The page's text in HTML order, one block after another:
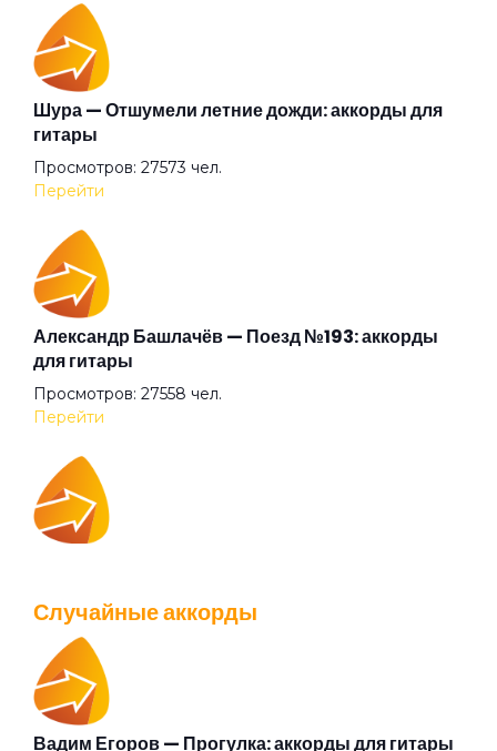
Барышня
Беги (2008)
Беги
Бежали прочь
Безумные выси
Белая
Белый друг
Белый танец
Библиотека
Шура — Отшумели летние дожди: аккорды для
гитары
Просмотров: 27573 чел.
Перейти
Александр Башлачёв — Поезд №193: аккорды
для гитары
Просмотров: 27558 чел.
Перейти
Перейти
Случайные аккорды
Вадим Егоров — Прогулка: аккорды для гитары